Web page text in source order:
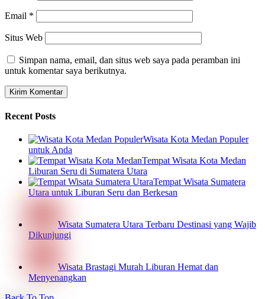
Email *
Situs Web
Simpan nama, email, dan situs web saya pada peramban ini
untuk komentar saya berikutnya.
Recent Posts
Wisata Kota Medan Populer
untuk Anda
Tempat Wisata Kota Medan
Liburan Seru di Sumatera Utara
Tempat Wisata Sumatera
Utara untuk Liburan Seru dan Berkesan
Wisata Sumatera Utara Terbaru Destinasi yang Wajib
Dikunjungi
Wisata Brastagi Murah Liburan Hemat dan
Menyenangkan